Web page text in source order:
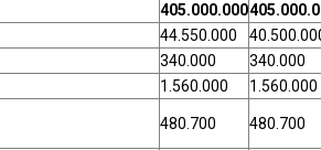
405.000.000
44.550.000
340.000
340.000
1.560.000
1.560.000
480.700 480.700